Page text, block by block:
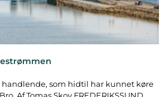
som hidtil har kunnet køre